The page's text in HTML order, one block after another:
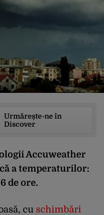
Urmărește-ne în
Discover
Accuweather
a temperaturilor:
de ore.
cu schimbări